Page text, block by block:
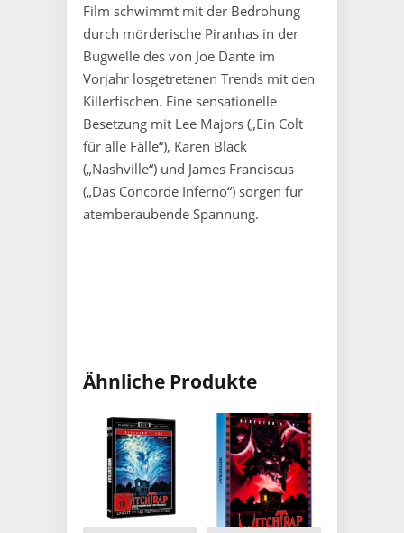
Film schwimmt mit der Bedrohung
durch mörderische Piranhas in der
Bugwelle des von Joe Dante im
Vorjahr losgetretenen Trends mit den
Killerfischen. Eine sensationelle
Besetzung mit Lee Majors („Ein Colt
für alle Fälle“), Karen Black
(„Nashville“) und James Franciscus
(„Das Concorde Inferno“) sorgen für
atemberaubende Spannung.
Ähnliche Produkte